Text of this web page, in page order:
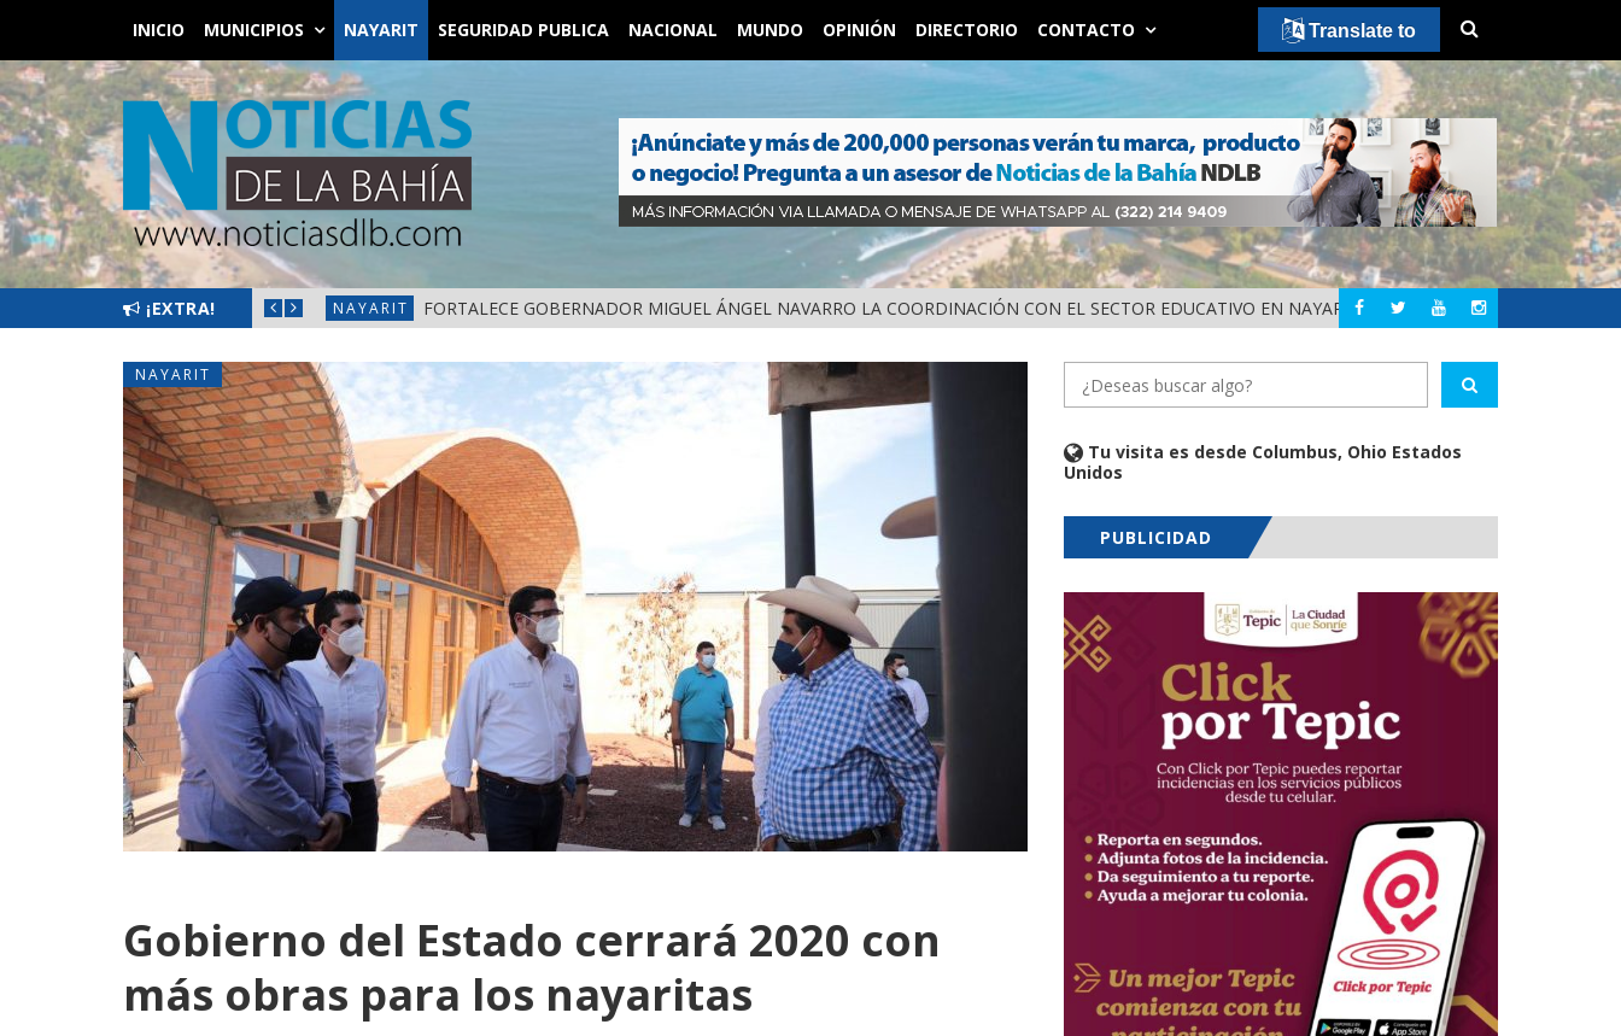
INICIO MUNICIPIOS NAYARIT SEGURIDAD PUBLICA NACIONAL MUNDO OPINIÓN DIRECTORIO CONTACTO
¡EXTRA!
BIENESTAR EN NAYARIT NAYARIT FORTALECE GOBERNADOR MIGUEL ÁNGEL NAVARRO LA COORDINACIÓN CON EL SECTOR EDUCATIVO EN NAYARIT NAYARIT ALERTA DIF
NAYARIT
Gobierno del Estado cerrará 2020 con
más obras para los nayaritas
Tu visita es desde Columbus, Ohio Estados
Unidos
PUBLICIDAD
Translate to